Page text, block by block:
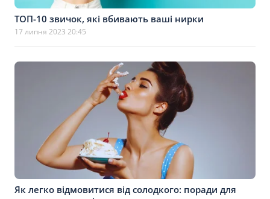
ТОП-10 звичок, які вбивають ваші нирки
17 липня 2023 20:45
Як легко відмовитися від солодкого: поради для